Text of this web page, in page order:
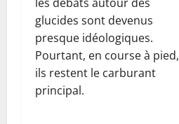
glucides sont devenus
presque idéologiques.
Pourtant, en course à pied,
ils restent le carburant
principal.